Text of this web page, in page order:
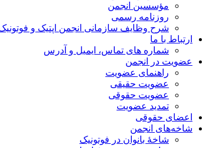
مؤسسین انجمن
روزنامه رسمی
شرح وظایف سازمانی انجمن اپتیک و
ارتباط با ما
شماره های تماس، ایمیل و آدرس
عضویت در انجمن
راهنمای عضویت
عضویت حقیقی
عضویت حقوقی
تمدید عضویت
اعضای حقوقی
شاخه‌های انجمن
شاخۀ بانوان در فوتونیک